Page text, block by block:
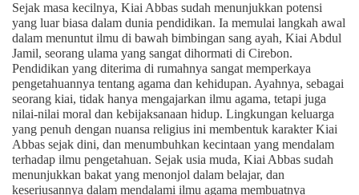
Sejak masa kecilnya, Kiai Abbas sudah menunjukkan potensi
yang luar biasa dalam dunia pendidikan. Ia memulai langkah awal
dalam menuntut ilmu di bawah bimbingan sang ayah, Kiai Abdul
Jamil, seorang ulama yang sangat dihormati di Cirebon.
Pendidikan yang diterima di rumahnya sangat memperkaya
pengetahuannya tentang agama dan kehidupan. Ayahnya, sebagai
seorang kiai, tidak hanya mengajarkan ilmu agama, tetapi juga
nilai-nilai moral dan kebijaksanaan hidup. Lingkungan keluarga
yang penuh dengan nuansa religius ini membentuk karakter Kiai
Abbas sejak dini, dan menumbuhkan kecintaan yang mendalam
terhadap ilmu pengetahuan. Sejak usia muda, Kiai Abbas sudah
menunjukkan bakat yang menonjol dalam belajar, dan
keseriusannya dalam mendalami ilmu agama membuatnya